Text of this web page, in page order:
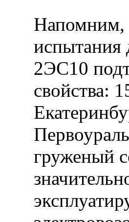
Напомним,
испытания
2ЭС10
свойства:
груженый